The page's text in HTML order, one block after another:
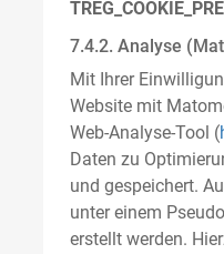
7.4.2. Analyse
Mit Ihrer
Website mit
Web-Analyse-Tool (
Daten zu
und gespeichert.
unter einem
erstellt werden.